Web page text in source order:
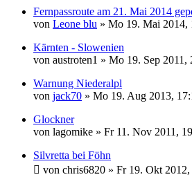
Fernpassroute am 21. Mai 2014
von Leone blu » Mo 19. Mai 2014,
Kärnten - Slowenien
von austroten1 » Mo 19. Sep 2011,
Warnung Niederalpl
von jack70 » Mo 19. Aug 2013,
Glockner
von lagomike » Fr 11. Nov 2011,
Silvretta bei Föhn
von chris6820 » Fr 19. Okt 2012,